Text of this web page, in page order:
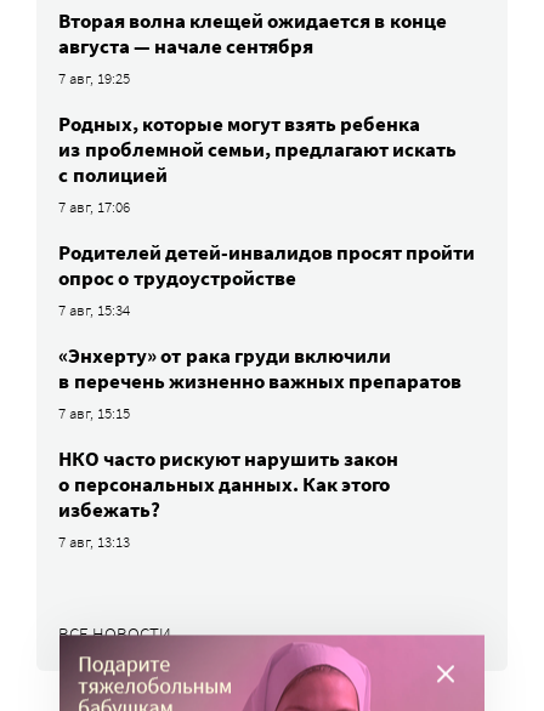
Вторая волна клещей ожидается в конце
августа — начале сентября
7 авг, 19:25
Родных, которые могут взять ребенка
из проблемной семьи, предлагают искать
с полицией
7 авг, 17:06
Родителей детей-инвалидов просят пройти
опрос о трудоустройстве
7 авг, 15:34
«Энхерту» от рака груди включили
в перечень жизненно важных препаратов
7 авг, 15:15
НКО часто рискуют нарушить закон
о персональных данных. Как этого
избежать?
7 авг, 13:13
ВСЕ НОВОСТИ